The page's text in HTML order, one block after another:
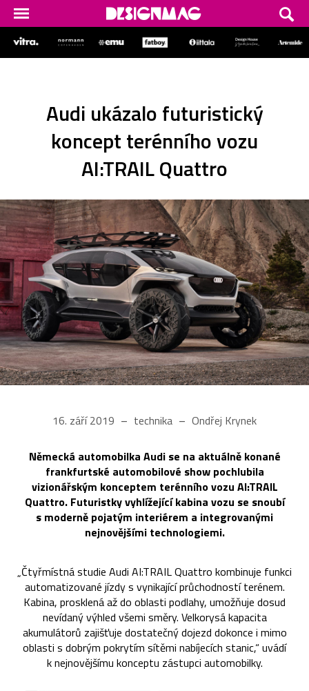
Audi ukázalo futuristický
koncept terénního vozu
AI:TRAIL Quattro
16. září 2019 technika Ondřej Krynek
Německá automobilka Audi se na aktuálně konané
frankfurtské automobilové show pochlubila
vizionářským konceptem terénního vozu AI:TRAIL
Quattro. Futuristky vyhlížející kabina vozu se snoubí
s moderně pojatým interiérem a integrovanými
nejnovějšími technologiemi.
„Čtyřmístná studie Audi AI:TRAIL Quattro kombinuje funkci
automatizované jízdy s vynikající průchodností terénem.
Kabina, prosklená až do oblasti podlahy, umožňuje dosud
nevídaný výhled všemi směry. Velkorysá kapacita
akumulátorů zajišťuje dostatečný dojezd dokonce i mimo
oblasti s dobrým pokrytím sítěmi nabíjecích stanic,“ uvádí
k nejnovějšímu konceptu zástupci automobilky.